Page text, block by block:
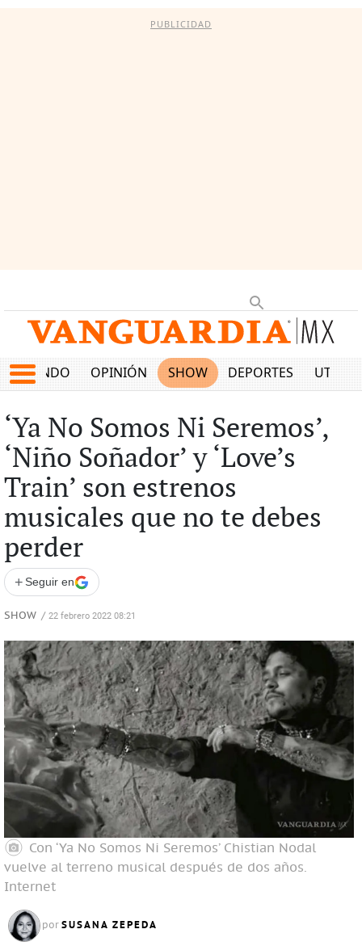
PUBLICIDAD
MUNDO OPINIÓN SHOW DEPORTES
‘Ya No Somos Ni Seremos’,
‘Niño Soñador’ y ‘Love’s
Train’ son estrenos
musicales que no te debes
perder
+ Seguir en
SHOW / 22 febrero 2022 08:21
Con ‘Ya No Somos Ni Seremos’ Chistian Nodal
vuelve al terreno musical después de dos años.
Internet
por SUSANA ZEPEDA